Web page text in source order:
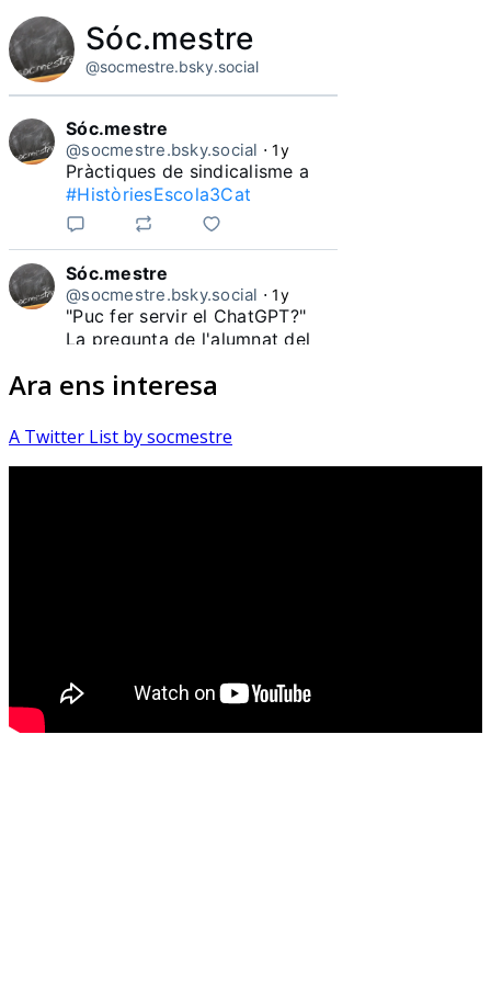
Sóc.mestre
@socmestre.bsky.social
Sóc.mestre
@socmestre.bsky.social ⋅1y
#HistòriesEscola3Cat
Sóc.mestre
@socmestre.bsky.social ⋅1y
"Puc fer servir el ChatGPT?"
La pregunta de l'alumnat del
#HistòriesEscola3Cat
Sóc.mestre
Sóc.mestre
Ara ens interesa
A Twitter List by socmestre